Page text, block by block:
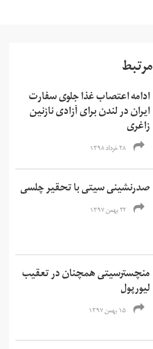
مرتبط
ادامه اعتصاب غذا جلوی سفارت
ایران در لندن برای آزادی نازنین
زاغری
۲۸ خرداد ۱۳۹۸
صدرنشینی سیتی با تحقیر چلسی
۲۲ بهمن ۱۳۹۷
منچسترسیتی همچنان در تعقیب
لیورپول
۱۵ بهمن ۱۳۹۷